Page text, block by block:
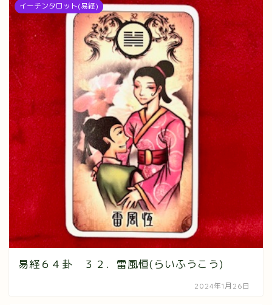
イーチンタロット(易経)
易経６４卦 ３２．雷風恒(らいふうこう)
2024年1月26日